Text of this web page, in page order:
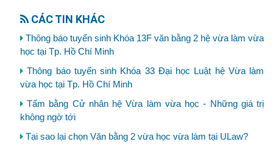
CÁC TIN KHÁC
Thông báo tuyển sinh Khóa 13F văn bằng 2 hệ vừa làm vừa
học tại Tp. Hồ Chí Minh
Thông báo tuyển sinh Khóa 33 Đại học Luật hệ Vừa làm
vừa học tại Tp. Hồ Chí Minh
Tấm bằng Cử nhân hệ Vừa làm vừa học - Những giá trị
không ngờ tới
Tại sao lại chọn Văn bằng 2 vừa học vừa làm tại ULaw?